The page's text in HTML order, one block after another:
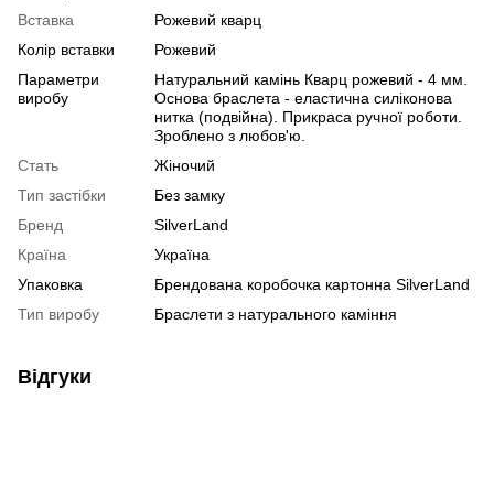
Вставка
Рожевий кварц
Колір вставки
Рожевий
Параметри
виробу
Натуральний камінь Кварц рожевий - 4 мм.
Основа браслета - еластична силіконова
нитка (подвійна). Прикраса ручної роботи.
Зроблено з любов'ю.
Стать
Жіночий
Тип застібки
Без замку
Бренд
SilverLand
Країна
Україна
Упаковка
Брендована коробочка картонна SilverLand
Тип виробу
Браслети з натурального каміння
Відгуки